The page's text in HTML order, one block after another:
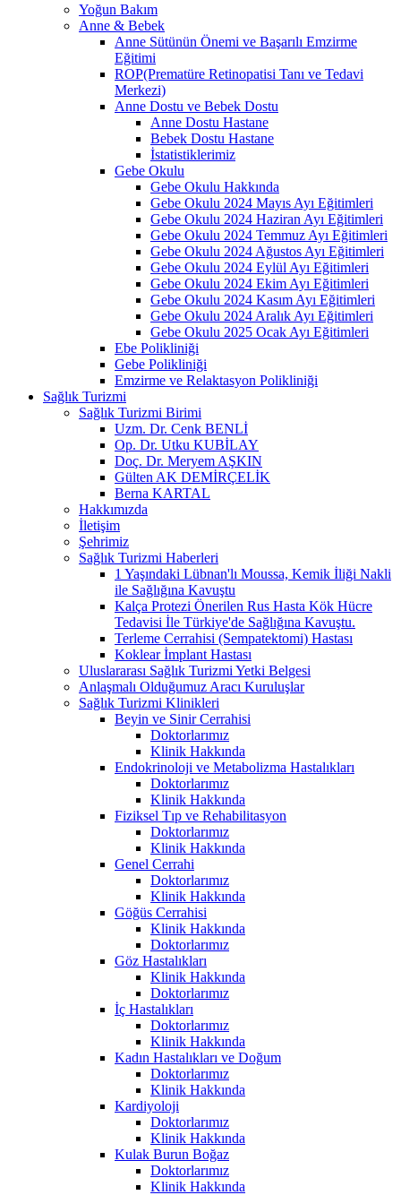
Yoğun Bakım
Anne & Bebek
Anne Sütünün Önemi ve Başarılı Emzirme
Eğitimi
ROP(Prematüre Retinopatisi Tanı ve Tedavi
Merkezi)
Anne Dostu ve Bebek Dostu
Anne Dostu Hastane
Bebek Dostu Hastane
İstatistiklerimiz
Gebe Okulu
Gebe Okulu Hakkında
Gebe Okulu 2024 Mayıs Ayı Eğitimleri
Gebe Okulu 2024 Haziran Ayı Eğitimleri
Gebe Okulu 2024 Temmuz Ayı Eğitimleri
Gebe Okulu 2024 Ağustos Ayı Eğitimleri
Gebe Okulu 2024 Eylül Ayı Eğitimleri
Gebe Okulu 2024 Ekim Ayı Eğitimleri
Gebe Okulu 2024 Kasım Ayı Eğitimleri
Gebe Okulu 2024 Aralık Ayı Eğitimleri
Gebe Okulu 2025 Ocak Ayı Eğitimleri
Ebe Polikliniği
Gebe Polikliniği
Emzirme ve Relaktasyon Polikliniği
Sağlık Turizmi
Sağlık Turizmi Birimi
Uzm. Dr. Cenk BENLİ
Op. Dr. Utku KUBİLAY
Doç. Dr. Meryem AŞKIN
Gülten AK DEMİRÇELİK
Berna KARTAL
Hakkımızda
İletişim
Şehrimiz
Sağlık Turizmi Haberleri
1 Yaşındaki Lübnan'lı Moussa, Kemik İliği Nakli
ile Sağlığına Kavuştu
Kalça Protezi Önerilen Rus Hasta Kök Hücre
Tedavisi İle Türkiye'de Sağlığına Kavuştu.
Terleme Cerrahisi (Sempatektomi) Hastası
Koklear İmplant Hastası
Uluslararası Sağlık Turizmi Yetki Belgesi
Anlaşmalı Olduğumuz Aracı Kuruluşlar
Sağlık Turizmi Klinikleri
Beyin ve Sinir Cerrahisi
Doktorlarımız
Klinik Hakkında
Endokrinoloji ve Metabolizma Hastalıkları
Doktorlarımız
Klinik Hakkında
Fiziksel Tıp ve Rehabilitasyon
Doktorlarımız
Klinik Hakkında
Genel Cerrahi
Doktorlarımız
Klinik Hakkında
Göğüs Cerrahisi
Klinik Hakkında
Doktorlarımız
Göz Hastalıkları
Klinik Hakkında
Doktorlarımız
İç Hastalıkları
Doktorlarımız
Klinik Hakkında
Kadın Hastalıkları ve Doğum
Doktorlarımız
Klinik Hakkında
Kardiyoloji
Doktorlarımız
Klinik Hakkında
Kulak Burun Boğaz
Doktorlarımız
Klinik Hakkında